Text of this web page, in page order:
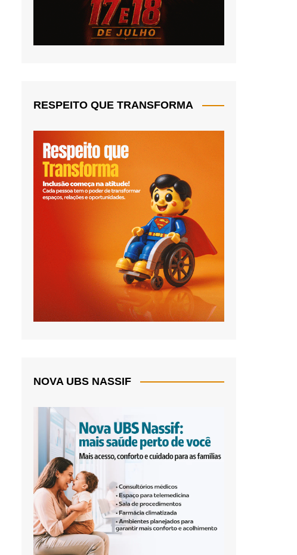
RESPEITO QUE TRANSFORMA
NOVA UBS NASSIF